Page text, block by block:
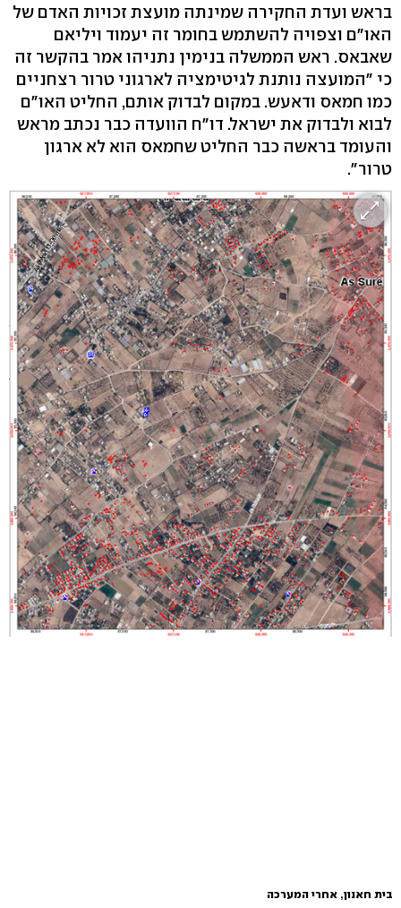
בראש ועדת החקירה שמינתה מועצת זכויות האדם של
האו"ם וצפויה להשתמש בחומר זה יעמוד ויליאם
שאבאס. ראש הממשלה בנימין נתניהו אמר בהקשר זה
כי "המועצה נותנת לגיטימציה לארגוני טרור רצחניים
כמו חמאס ודאעש. במקום לבדוק אותם, החליט האו"ם
לבוא ולבדוק את ישראל. דו"ח הוועדה כבר נכתב מראש
והעומד בראשה כבר החליט שחמאס הוא לא ארגון
טרור".
בית חאנון, אחרי המערכה